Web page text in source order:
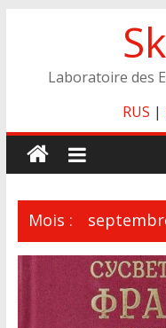
Laboratoire des
RUS |
Mois :